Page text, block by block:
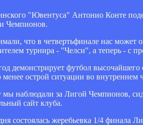
"Ювентуса" Антонио Конте
Чемпионов.
что в четвертьфинале нас может
турнира - "Челси", а теперь - с
демонстрирует футбол
менее острой ситуации во внутреннем
наблюдали за Лигой Чемпионов,
сайт клуба.
состоялась жеребьевка 1/4 финала